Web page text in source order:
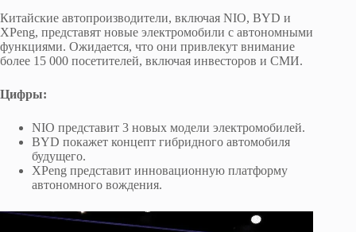
Китайские автопроизводители, включая NIO, BYD и
XPeng, представят новые электромобили с автономными
функциями. Ожидается, что они привлекут внимание
более 15 000 посетителей, включая инвесторов и СМИ.
Цифры:
NIO представит 3 новых модели электромобилей.
BYD покажет концепт гибридного автомобиля
будущего.
XPeng представит инновационную платформу
автономного вождения.